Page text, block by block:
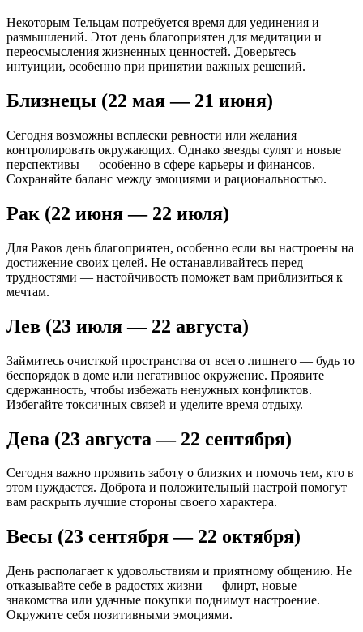
Некоторым Тельцам потребуется время для уединения и
размышлений. Этот день благоприятен для медитации и
переосмысления жизненных ценностей. Доверьтесь
интуиции, особенно при принятии важных решений.
Близнецы (22 мая — 21 июня)
Сегодня возможны всплески ревности или желания
контролировать окружающих. Однако звезды сулят и новые
перспективы — особенно в сфере карьеры и финансов.
Сохраняйте баланс между эмоциями и рациональностью.
Рак (22 июня — 22 июля)
Для Раков день благоприятен, особенно если вы настроены на
достижение своих целей. Не останавливайтесь перед
трудностями — настойчивость поможет вам приблизиться к
мечтам.
Лев (23 июля — 22 августа)
Займитесь очисткой пространства от всего лишнего — будь то
беспорядок в доме или негативное окружение. Проявите
сдержанность, чтобы избежать ненужных конфликтов.
Избегайте токсичных связей и уделите время отдыху.
Дева (23 августа — 22 сентября)
Сегодня важно проявить заботу о близких и помочь тем, кто в
этом нуждается. Доброта и положительный настрой помогут
вам раскрыть лучшие стороны своего характера.
Весы (23 сентября — 22 октября)
День располагает к удовольствиям и приятному общению. Не
отказывайте себе в радостях жизни — флирт, новые
знакомства или удачные покупки поднимут настроение.
Окружите себя позитивными эмоциями.